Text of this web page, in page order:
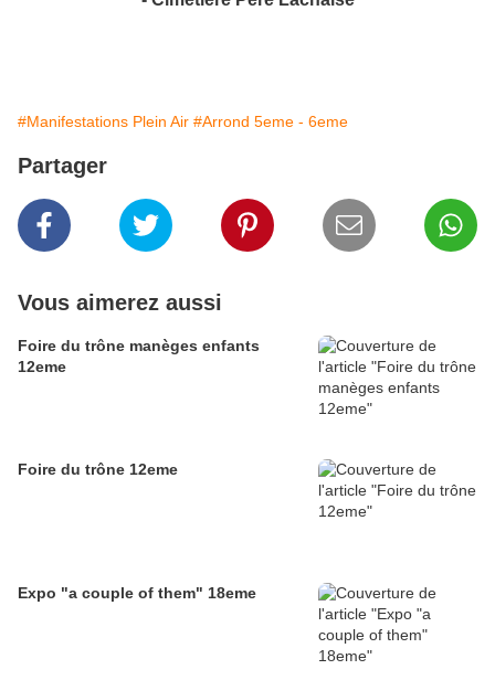
#Manifestations Plein Air #Arrond 5eme - 6eme
Partager
Vous aimerez aussi
Foire du trône manèges enfants
12eme
Foire du trône 12eme
Expo "a couple of them" 18eme